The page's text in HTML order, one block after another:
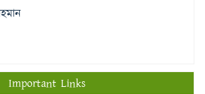
Important Links